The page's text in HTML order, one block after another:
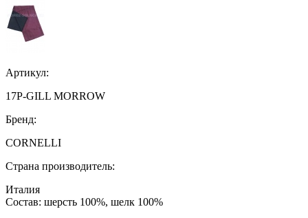
Артикул:
17P-GILL MORROW
Бренд:
CORNELLI
Страна производитель:
Италия
Состав: шерсть 100%, шелк 100%